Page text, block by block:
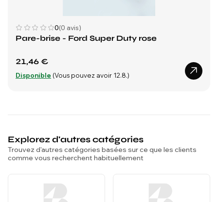
0(0 avis)
Pare-brise - Ford Super Duty rose
21,46 €
Disponible (Vous pouvez avoir 12.8.)
Explorez d'autres catégories
Trouvez d'autres catégories basées sur ce que les clients
comme vous recherchent habituellement